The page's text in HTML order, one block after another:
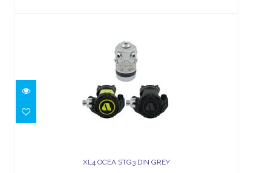
XL4 OCEA STG3 DIN GREY
XL4 OCEA STG3 DIN GREY